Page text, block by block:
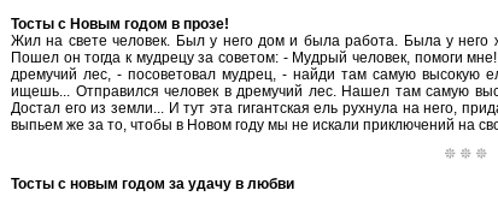
Тосты с Новым годом в прозе!
Жил на свете человек. Был у него дом и была работа. Была у
Пошел он тогда к мудрецу за советом: - Мудрый человек, помоги
дремучий лес, - посоветовал мудрец, - найди там самую высокую
ищешь... Отправился человек в дремучий лес. Нашел там самую
Достал его из земли... И тут эта гигантская ель рухнула на него,
выпьем же за то, чтобы в Новом году мы не искали приключений на
Тосты с новым годом за удачу в любви